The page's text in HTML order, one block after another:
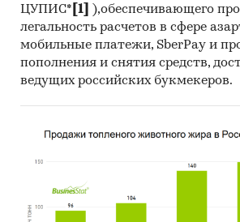
ЦУПИС* [1]
),обеспечивающего
легальность расчетов в сфере
мобильные платежи, SberPay и
пополнения и снятия средств,
ведущих российских букмекеров.